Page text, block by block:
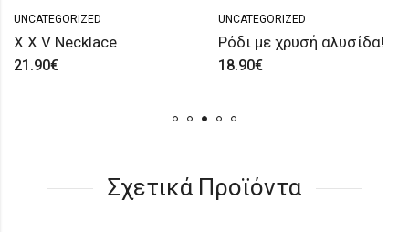
UNCATEGORIZED
X X V Necklace
21.90€
UNCATEGORIZED
Ρόδι με χρυσή αλυσίδα!
18.90€
Σχετικά Προϊόντα